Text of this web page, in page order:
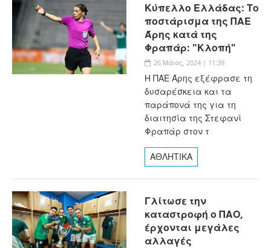
Κύπελλο Ελλάδας: Το
ποστάρισμα της ΠΑΕ
Άρης κατά της
Φραπάρ: "Κλοπή"
26 Μάιος, 2024 | 11:39
Η ΠΑΕ Άρης εξέφρασε τη
δυσαρέσκεια και τα
παράπονά της για τη
διαιτησία της Στεφανί
Φραπάρ στον τ
ΑΘΛΗΤΙΚΑ
Γλίτωσε την
καταστροφή ο ΠΑΟ,
έρχονται μεγάλες
αλλαγές